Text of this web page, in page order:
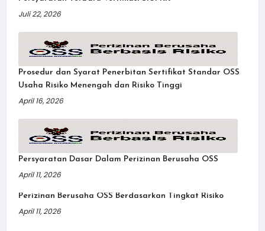
Juli 22, 2026
Prosedur dan Syarat Penerbitan Sertifikat Standar OSS
Usaha Risiko Menengah dan Risiko Tinggi
April 16, 2026
Persyaratan Dasar Dalam Perizinan Berusaha OSS
April 11, 2026
Perizinan Berusaha OSS Berdasarkan Tingkat Risiko
April 11, 2026